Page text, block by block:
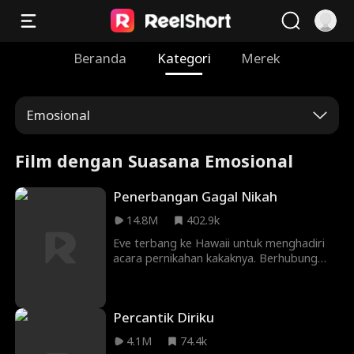
Beranda Kategori Merek
Emosional
Film dengan Suasana Emosional
Penerbangan Gagal Nikah
14.8M
402.9k
Eve terbang ke Hawaii untuk menghadiri
acara pernikahan kakaknya. Berhubung
anaknya yang manja memaksa Eve untuk
menukar tempat duduk. Saat turbulensi,
anak itu terjatuh. Ibunya pun menuntut
Percantik Diriku
4.1M
74.4k